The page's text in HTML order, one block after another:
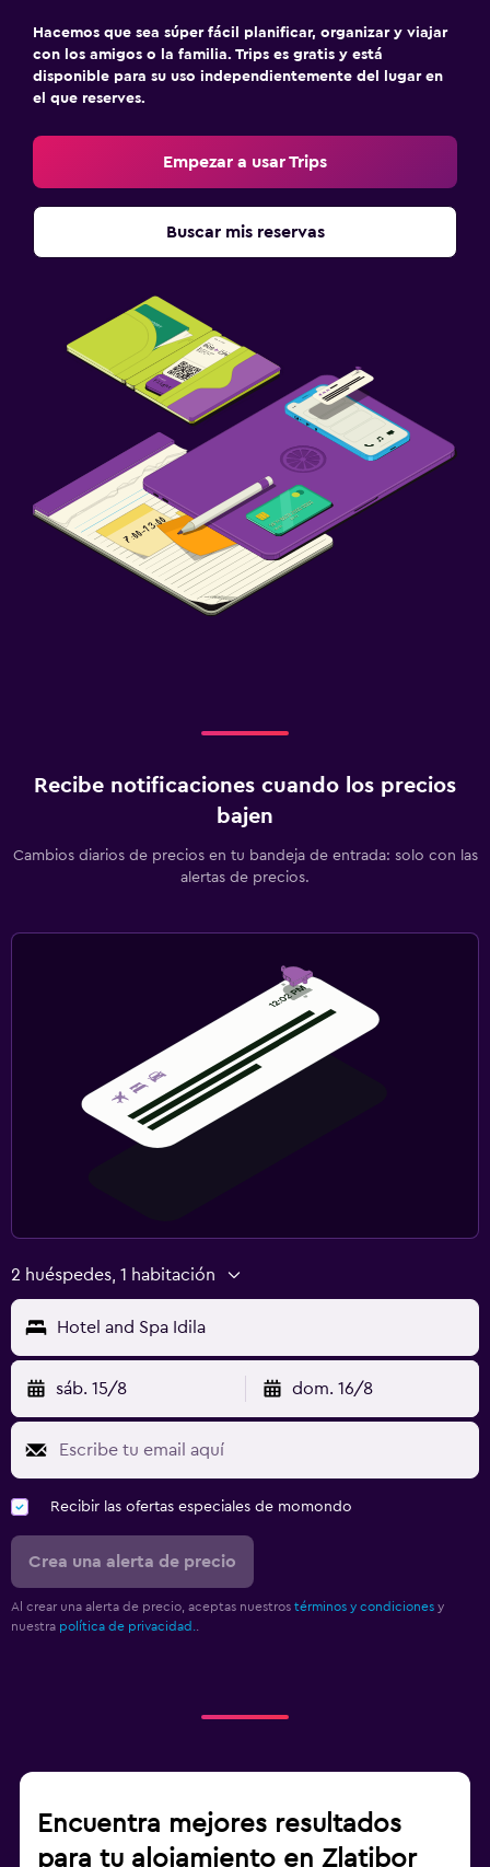
Hacemos que sea súper fácil planificar, organizar y viajar
con los amigos o la familia. Trips es gratis y está
disponible para su uso independientemente del lugar en
el que reserves.
Empezar a usar Trips
Buscar mis reservas
Recibe notificaciones cuando los precios
bajen
Cambios diarios de precios en tu bandeja de entrada: solo con las
alertas de precios.
2 huéspedes, 1 habitación
Hotel and Spa Idila
sáb. 15/8 dom. 16/8
Recibir las ofertas especiales de momondo
Crea una alerta de precio
Al crear una alerta de precio, aceptas nuestros términos y condiciones y
nuestra política de privacidad.
Encuentra mejores resultados
para tu alojamiento en Zlatibor